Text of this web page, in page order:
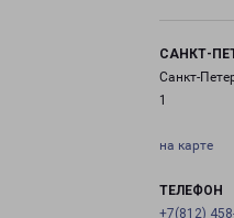
САНКТ-
Санкт-
1
на карте
ТЕЛЕФОН
+7(812)